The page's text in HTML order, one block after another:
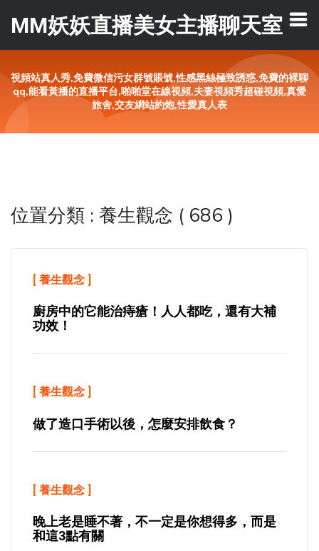
MM妖妖直播美女主播聊天室
視頻站真人秀,免費微信污女群號賬號,性感黑絲極致誘惑,免費的裸聊
qq,能看黃播的直播平台,啪啪堂在線視頻,夫妻視頻秀超碰視頻,真愛
旅舍,交友網站約炮,性愛真人表
位置分類 : 養生觀念 ( 686 )
[ 養生觀念 ]
廚房中的它能治痔瘡！人人都吃，還有大補
功效！
[ 養生觀念 ]
做了造口手術以後，怎麼安排飲食？
[ 養生觀念 ]
晚上老是睡不著，不一定是你想得多，而是
和這3點有關